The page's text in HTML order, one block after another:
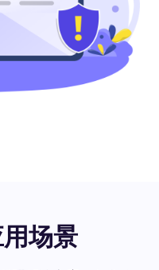
用场景